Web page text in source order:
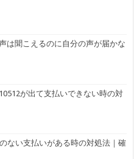
は聞こえるのに自分の声が届かな
が出て支払いできない時の対
ない支払いがある時の対処法｜確